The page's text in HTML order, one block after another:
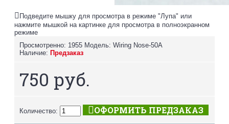
Подведите мышку для просмотра в режиме "Лупа" или
нажмите мышкой на картинке для просмотра в полноэкранном
режиме
Просмотренно: 1955 Модель: Wiring Nose-50A
Наличие: Предзаказ
750 руб.
Количество: ОФОРМИТЬ ПРЕДЗАКАЗ